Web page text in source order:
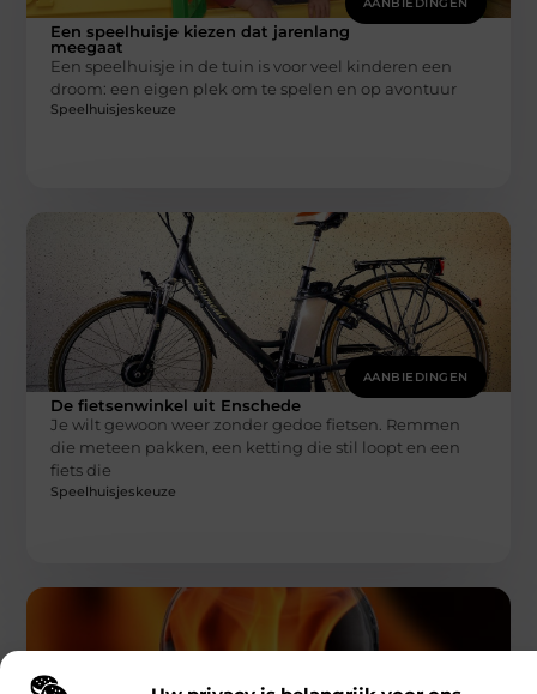
Een speelhuisje kiezen dat jarenlang
meegaat
Een speelhuisje in de tuin is voor veel kinderen een
droom: een eigen plek om te spelen en op avontuur
Speelhuisjeskeuze
AANBIEDINGEN
De fietsenwinkel uit Enschede
Je wilt gewoon weer zonder gedoe fietsen. Remmen
die meteen pakken, een ketting die stil loopt en een
fiets die
Speelhuisjeskeuze